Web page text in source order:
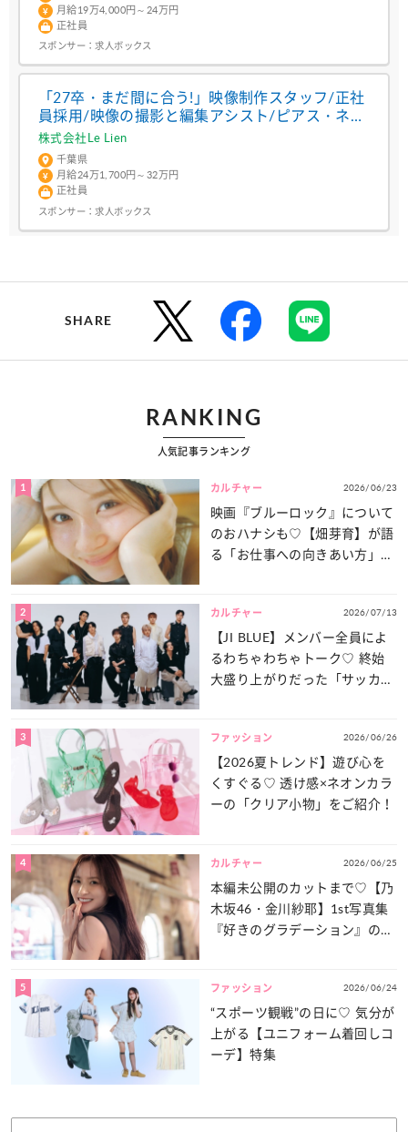
月給19万4,000円～24万円
正社員
スポンサー：求人ボックス
「27卒・まだ間に合う!」映像制作スタッフ/正社
員採用/映像の撮影と編集アシスト/ピアス・ネイ
ル自由/船橋市宮本1丁目
株式会社Le Lien
千葉県
月給24万1,700円～32万円
正社員
スポンサー：求人ボックス
SHARE
RANKING
人気記事ランキング
1 カルチャー 2026/06/23
映画『ブルーロック』について
のおハナシも♡【畑芽育】が語
る「お仕事への向きあい方」と
2 カルチャー 2026/07/13
【JI BLUE】メンバー全員によ
るわちゃわちゃトーク♡ 終始
大盛り上がりだった「サッカー
3 ファッション 2026/06/26
【2026夏トレンド】遊び心を
くすぐる♡ 透け感×ネオンカラ
ーの「クリア小物」をご紹介！
4 カルチャー 2026/06/25
本編未公開のカットまで♡【乃
木坂46・金川紗耶】1st写真集
『好きのグラデーション』の魅
5 ファッション 2026/06/24
“スポーツ観戦”の日に♡ 気分が
上がる【ユニフォーム着回しコ
ーデ】特集